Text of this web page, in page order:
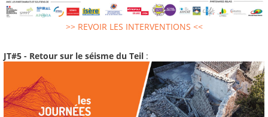
>> REVOIR LES INTERVENTIONS <<
JT#5 - Retour sur le séisme du Teil :